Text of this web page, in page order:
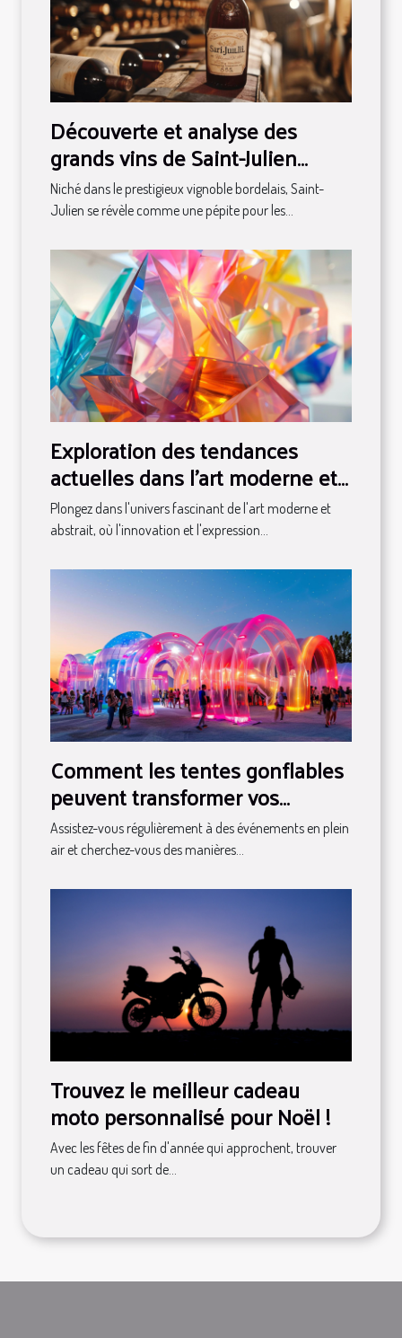
Découverte et analyse des
grands vins de Saint-Julien
classés en 1855
Niché dans le prestigieux vignoble bordelais, Saint-
Julien se révèle comme une pépite pour les...
Exploration des tendances
actuelles dans l'art moderne et
abstrait
Plongez dans l'univers fascinant de l'art moderne et
abstrait, où l'innovation et l'expression...
Comment les tentes gonflables
peuvent transformer vos
événements en spectacles
Assistez-vous régulièrement à des événements en plein
air et cherchez-vous des manières...
Trouvez le meilleur cadeau
moto personnalisé pour Noël !
Avec les fêtes de fin d'année qui approchent, trouver
un cadeau qui sort de...